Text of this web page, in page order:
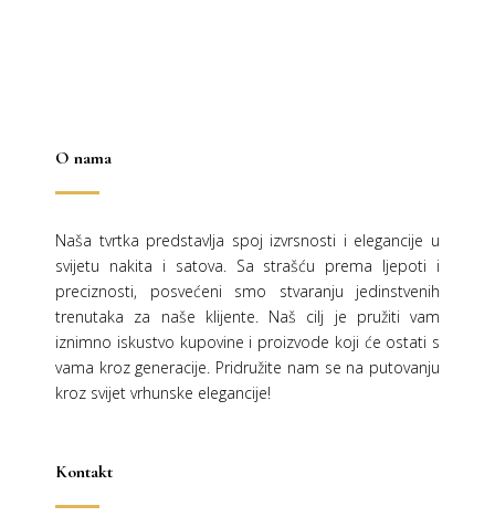
O nama
Naša tvrtka predstavlja spoj izvrsnosti i elegancije u
svijetu nakita i satova. Sa strašću prema ljepoti i
preciznosti, posvećeni smo stvaranju jedinstvenih
trenutaka za naše klijente. Naš cilj je pružiti vam
iznimno iskustvo kupovine i proizvode koji će ostati s
vama kroz generacije. Pridružite nam se na putovanju
kroz svijet vrhunske elegancije!
Kontakt